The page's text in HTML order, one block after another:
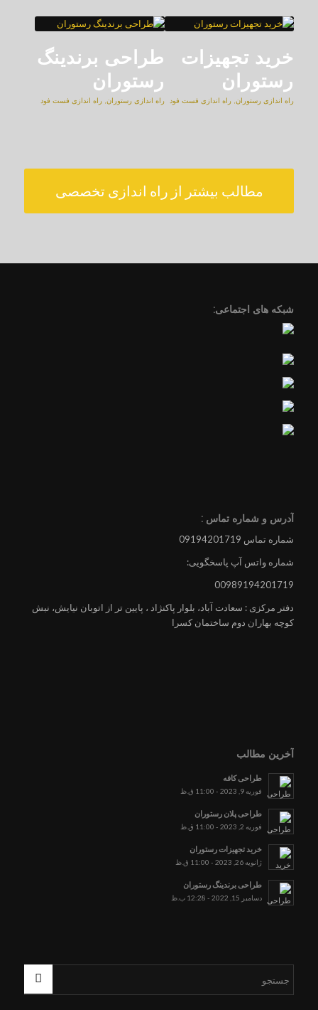
خرید تجهیزات
رستوران
راه اندازی رستوران, راه اندازی فست فود
طراحی برندینگ
رستوران
راه اندازی رستوران ,راه اندازی فست فود
مطالب بیشتر از راه اندازی تخصصی
شبکه های اجتماعی:
آدرس و شماره تماس :
شماره تماس 09194201719
شماره واتس آپ پاسخگویی:
00989194201719
دفتر مرکزی : سعادت آباد، بلوار پاکنژاد ، پایین تر از اتوبان نیایش، نبش
کوچه بهاران دوم ساختمان کسرا
آخرین مطالب
طراحی کافه
فوریه 9, 2023 - 11:00 ق.ظ
طراحی پلان رستوران
فوریه 2, 2023 - 11:00 ق.ظ
خرید تجهیزات رستوران
ژانویه 26, 2023 - 11:00 ق.ظ
طراحی برندینگ رستوران
دسامبر 15, 2022 - 12:28 ب.ظ